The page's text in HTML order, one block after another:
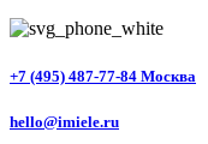
+7 (495) 487-77-84 Москва
hello@imiele.ru